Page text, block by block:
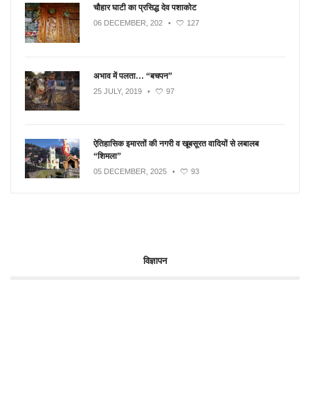
चौहार घाटी का प्रसिद्ध देव पशाकोट
06 DECEMBER, 202 • 127
अभाव में पलता… “बचपन”
25 JULY, 2019 • 97
ऐतिहासिक इमारतों की नगरी व खूबसूरत वादियों से लबालब
“शिमला”
05 DECEMBER, 2025 • 93
विज्ञापन